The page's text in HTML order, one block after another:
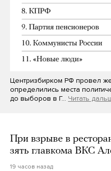
Центризбирком РФ провел
определились места
до выборов в Г… Читать
При взрыве в
зять главкома ВКС
19 часов назад